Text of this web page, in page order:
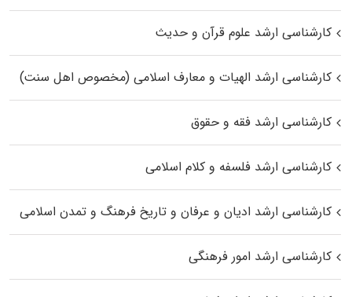
کارشناسی ارشد علوم قرآن و حدیث
کارشناسی ارشد الهیات و معارف اسلامی (مخصوص اهل سنت)
کارشناسی ارشد فقه و حقوق
کارشناسی ارشد فلسفه و کلام اسلامی
کارشناسی ارشد ادیان و عرفان و تاریخ فرهنگ و تمدن اسلامی
کارشناسی ارشد امور فرهنگی